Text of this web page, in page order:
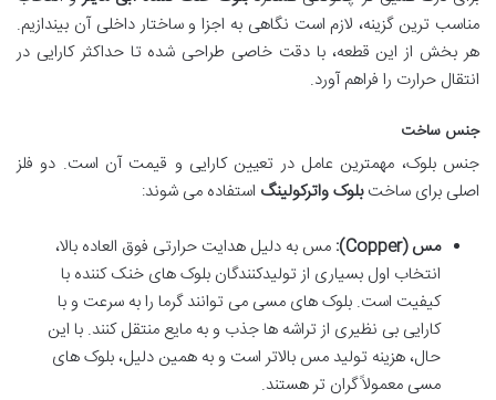
مناسب ترین گزینه، لازم است نگاهی به اجزا و ساختار داخلی آن بیندازیم.
هر بخش از این قطعه، با دقت خاصی طراحی شده تا حداکثر کارایی در
انتقال حرارت را فراهم آورد.
جنس ساخت
جنس بلوک، مهمترین عامل در تعیین کارایی و قیمت آن است. دو فلز
اصلی برای ساختبلوک واترکولینگ استفاده می شوند:
مس (Copper):
مس به دلیل هدایت حرارتی فوق العاده بالا،
انتخاب اول بسیاری از تولیدکنندگان بلوک های خنک کننده با
کیفیت است. بلوک های مسی می توانند گرما را به سرعت و با
کارایی بی نظیری از تراشه ها جذب و به مایع منتقل کنند. با این
حال، هزینه تولید مس بالاتر است و به همین دلیل، بلوک های
مسی معمولاً گران تر هستند.